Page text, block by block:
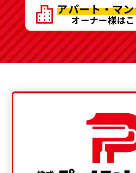
アパート・マ
オーナー様は